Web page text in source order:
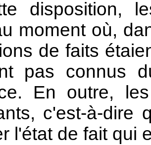
disposition,
moment où,
de faits
pas connus
En outre,
c'est-à-dire
l'état de fait qui